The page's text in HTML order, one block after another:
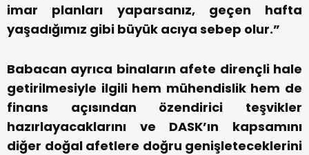
imar planları yaparsanız, geçen hafta
yaşadığımız gibi büyük acıya sebep olur.”
Babacan ayrıca binaların afete dirençli hale
getirilmesiyle ilgili hem mühendislik hem de
finans açısından özendirici teşvikler
hazırlayacaklarını ve DASK’ın kapsamını
diğer doğal afetlere doğru genişleteceklerini